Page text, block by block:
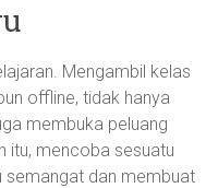
Mengambil kelas
offline, tidak hanya
membuka peluang
itu, mencoba sesuatu
semangat dan membuat